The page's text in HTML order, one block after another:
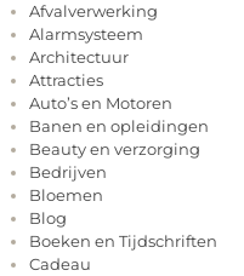
Afvalverwerking
Alarmsysteem
Architectuur
Attracties
Auto’s en Motoren
Banen en opleidingen
Beauty en verzorging
Bedrijven
Bloemen
Blog
Boeken en Tijdschriften
Cadeau